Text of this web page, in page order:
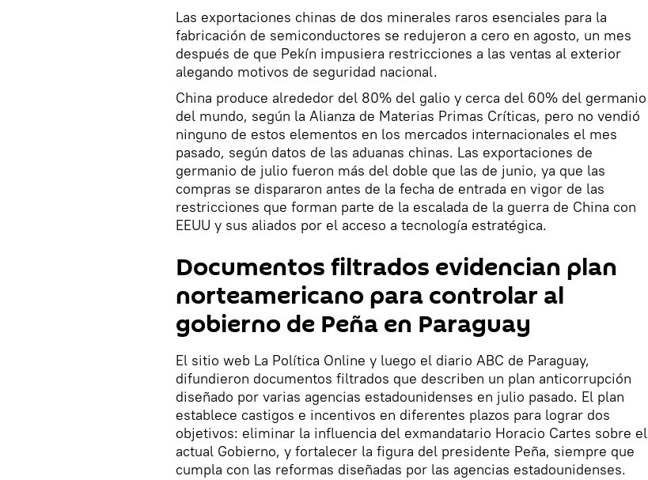
Las exportaciones chinas de dos minerales raros esenciales para la
fabricación de semiconductores se redujeron a cero en agosto, un mes
después de que Pekín impusiera restricciones a las ventas al exterior
alegando motivos de seguridad nacional.
China produce alrededor del 80% del galio y cerca del 60% del germanio
del mundo, según la Alianza de Materias Primas Críticas, pero no vendió
ninguno de estos elementos en los mercados internacionales el mes
pasado, según datos de las aduanas chinas. Las exportaciones de
germanio de julio fueron más del doble que las de junio, ya que las
compras se dispararon antes de la fecha de entrada en vigor de las
restricciones que forman parte de la escalada de la guerra de China con
EEUU y sus aliados por el acceso a tecnología estratégica.
Documentos filtrados evidencian plan
norteamericano para controlar al
gobierno de Peña en Paraguay
El sitio web La Política Online y luego el diario ABC de Paraguay,
difundieron documentos filtrados que describen un plan anticorrupción
diseñado por varias agencias estadounidenses en julio pasado. El plan
establece castigos e incentivos en diferentes plazos para lograr dos
objetivos: eliminar la influencia del exmandatario Horacio Cartes sobre el
actual Gobierno, y fortalecer la figura del presidente Peña, siempre que
cumpla con las reformas diseñadas por las agencias estadounidenses.